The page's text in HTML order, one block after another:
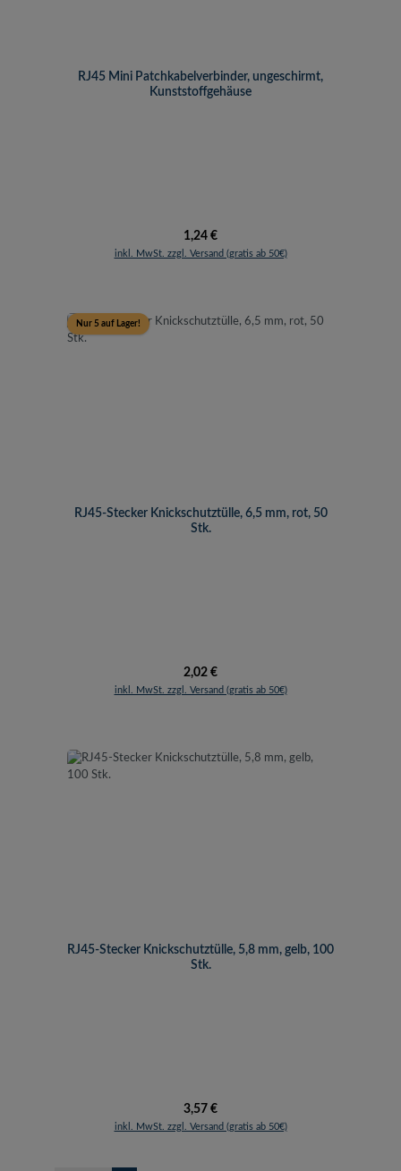
RJ45 Mini Patchkabelverbinder, ungeschirmt,
Kunststoffgehäuse
Regulärer Preis:
1,24 €
inkl. MwSt. zzgl. Versand (gratis ab 50€)
Nur 5 auf Lager!
RJ45-Stecker Knickschutztülle, 6,5 mm, rot, 50
Stk.
Regulärer Preis:
2,02 €
inkl. MwSt. zzgl. Versand (gratis ab 50€)
RJ45-Stecker Knickschutztülle, 5,8 mm, gelb, 100
Stk.
Regulärer Preis:
3,57 €
inkl. MwSt. zzgl. Versand (gratis ab 50€)